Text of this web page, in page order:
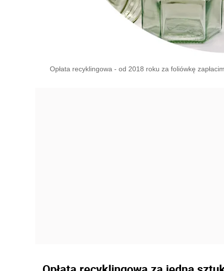
Opłata recyklingowa - od 2018 roku za foliówkę